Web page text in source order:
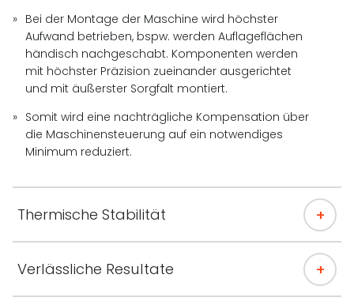
Bei der Montage der Maschine wird höchster
Aufwand betrieben, bspw. werden Auflageflächen
händisch nachgeschabt. Komponenten werden
mit höchster Präzision zueinander ausgerichtet
und mit äußerster Sorgfalt montiert.
Somit wird eine nachträgliche Kompensation über
die Maschinensteuerung auf ein notwendiges
Minimum reduziert.
Thermische Stabilität
Verlässliche Resultate